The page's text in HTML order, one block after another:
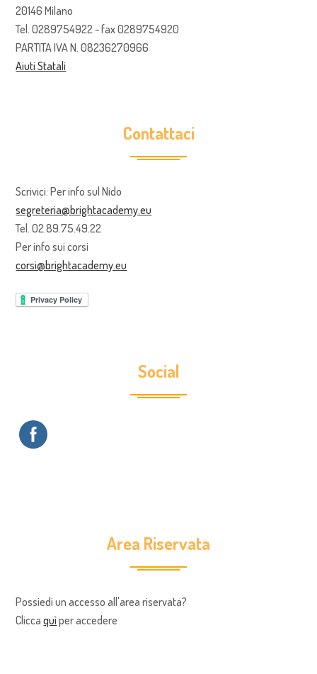
20146 Milano
Tel. 0289754922 - fax 0289754920
PARTITA IVA N. 08236270966
Aiuti Statali
Contattaci
Scrivici: Per info sul Nido
segreteria@brightacademy.eu
Tel. 02.89.75.49.22
Per info sui corsi
corsi@brightacademy.eu
Social
Area Riservata
Possiedi un accesso all'area riservata?
Cliccaquìper accedere